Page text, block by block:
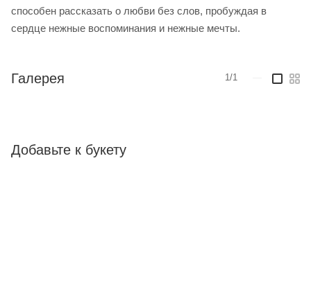
способен рассказать о любви без слов, пробуждая в
сердце нежные воспоминания и нежные мечты.
Галерея 1/1
Добавьте к букету